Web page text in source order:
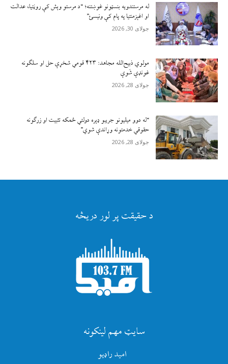
له مرستندویه بنسټونو غوښتنه؛ “د مرستو وېش کې روڼتیا، عدالت
او اغېزمنتیا په پام کې ونیسئ”
جولای 30, 2026
مولوي ذبيح‌الله مجاهد: ۴۲۳ قومي شخړې حل او سلګونه
غونډې شَوې
جولای 28, 2026
“له دوو میلیونو جریبو ډېره دولتي ځمکه تثبیت او زرګونه
حقوقي خدمتونه وړاندې شوي”
جولای 28, 2026
د حقیقت پر لور دریڅه
سایټ مهم لینکونه
امید راډیو